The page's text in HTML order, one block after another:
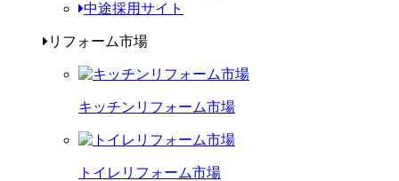
中途採用サイト
リフォーム市場
キッチンリフォーム市場
トイレリフォーム市場